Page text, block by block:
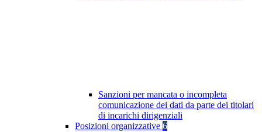
Sanzioni per mancata o incompleta
comunicazione dei dati da parte dei titolari
di incarichi dirigenziali
Posizioni organizzative 6